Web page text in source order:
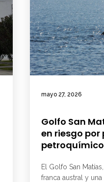
mayo 27, 2026
Golfo San
en riesgo
El Golfo San
franca austral y